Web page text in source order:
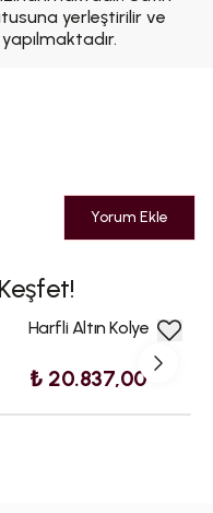
yerleştirilir ve
Yorum Ekle
Harfli Altın Kolye
₺ 20.837,00